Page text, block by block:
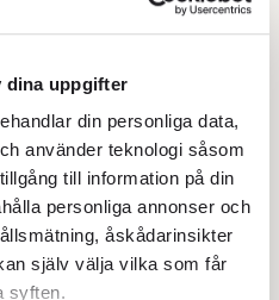
dina uppgifter
din personliga data,
använder teknologi såsom
till information på din
personliga annonser och
åskådarinsikter
själv välja vilka som får
syften.
universiteten, till
ha blivit av med
vara illojala.
oppositionen har
som Litauen
digitala medier har
slog regimen till mot
medieportal som var